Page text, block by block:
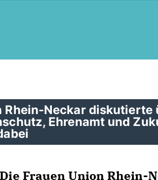
Rhein-Neckar diskutierte
Ehrenamt und
Frauen Union Rhein-